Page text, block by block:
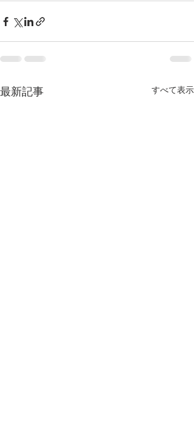
最新記事 すべて表示